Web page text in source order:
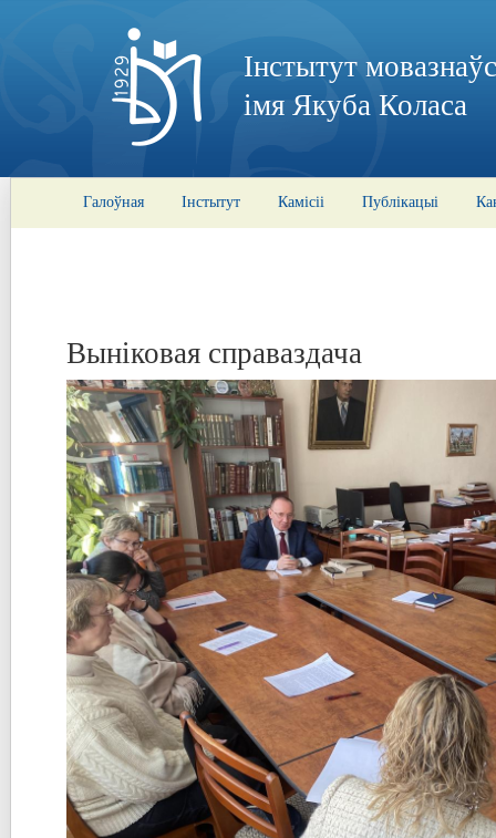
Інстытут
імя Якуба Коласа
Галоўная Інстытут Камісіі Публікацыі
Выніковая справаздача